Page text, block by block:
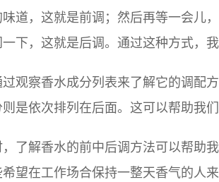
味道，这就是前调；然后再等一会儿
下，这就是后调。通过这种方式，
观察香水成分列表来了解它的调配
是依次排列在后面。这可以帮助我
了解香水的前中后调方法可以帮助
望在工作场合保持一整天香气的人